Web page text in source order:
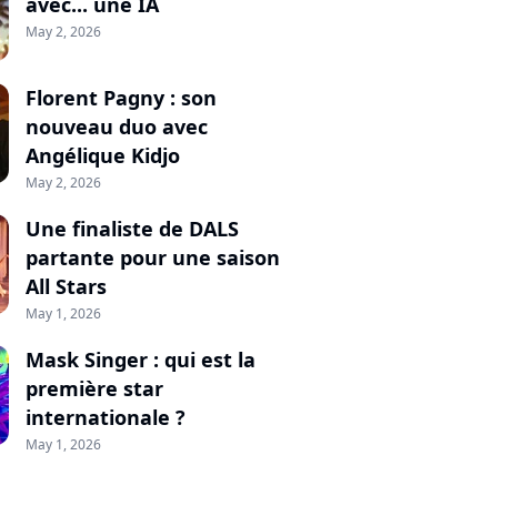
May 2, 2026
Florent Pagny : son
nouveau duo avec
Angélique Kidjo
May 2, 2026
Une finaliste de DALS
partante pour une saison
All Stars
May 1, 2026
Mask Singer : qui est la
première star
internationale ?
May 1, 2026